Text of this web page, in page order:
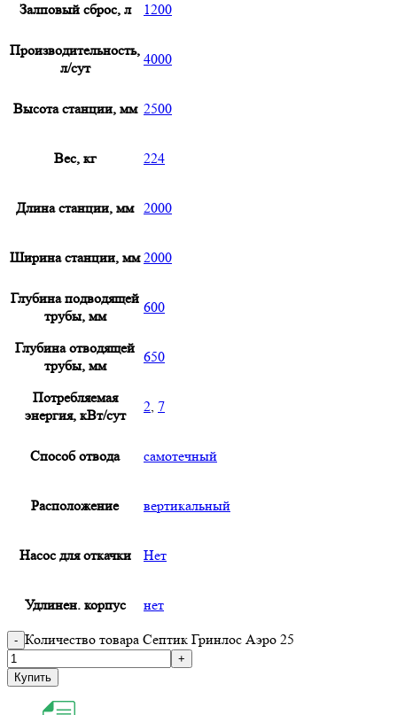
Залповый сброс, л 1200
Производительность,
л/сут
4000
Высота станции, мм 2500
Вес, кг 224
Длина станции, мм 2000
Ширина станции, мм 2000
Глубина подводящей
трубы, мм
600
Глубина отводящей
трубы, мм
650
Потребляемая
энергия, кВт/сут
2, 7
Способ отвода самотечный
Расположение вертикальный
Насос для откачки Нет
Удлинен. корпус нет
Количество товара Септик Гринлос Аэро 25
Купить